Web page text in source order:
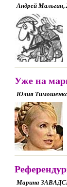
Андрей
Уже на
Юлия
Марина